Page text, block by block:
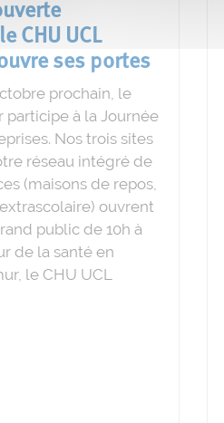
CHU UCL
ses portes
prochain, le
participe à la Journée
Nos trois sites
réseau intégré de
(maisons de repos,
ouvrent
public de 10h à
de la santé en
le CHU UCL